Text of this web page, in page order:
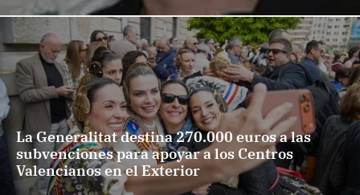
La Generalitat destina 270.000 euros a las
subvenciones para apoyar a los Centros
Valencianos en el Exterior